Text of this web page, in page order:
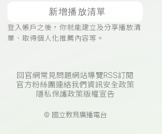
新增播放清單
登入帳戶之後，你就能建立及分享播放清
單、取得個人化推薦內容等。
回官網常見問題網站導覽RSS訂閱
官方粉絲團連絡我們 資訊安全政策
隱私保護政策版權宣告
© 國立教育廣播電台